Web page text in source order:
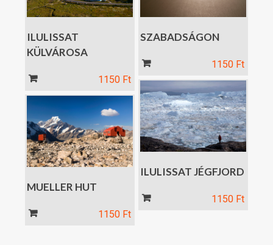
ILULISSAT
KÜLVÁROSA
1150 Ft
Kosár
SZABADSÁGON
1150 Ft
Kosár
ILULISSAT JÉGFJORD
1150 Ft
Kosár
MUELLER HUT
1150 Ft
Kosár